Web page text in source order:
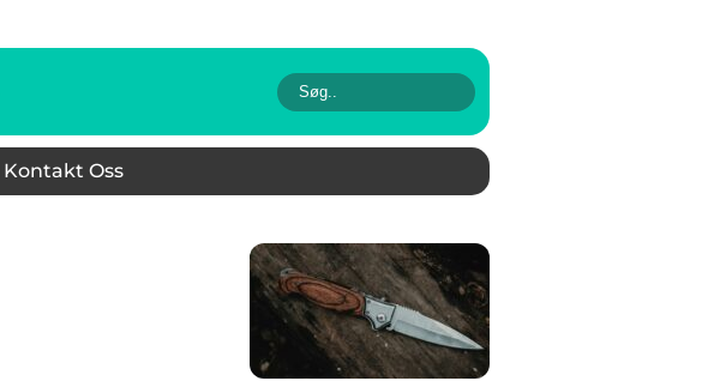
Kontakt Oss